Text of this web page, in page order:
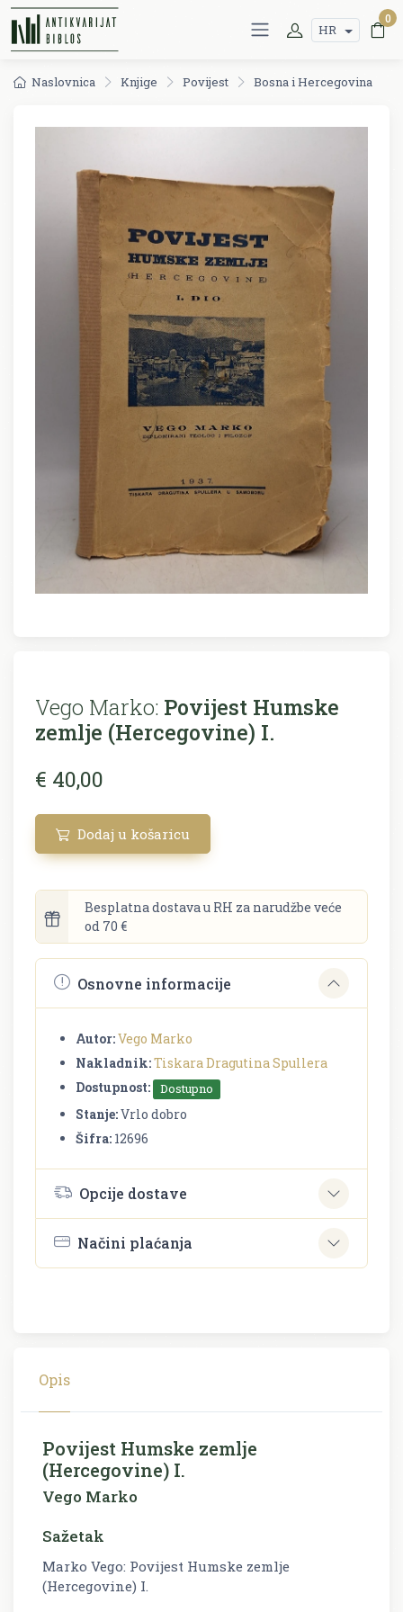
HR
0
Naslovnica Knjige Povijest Bosna i Hercegovina
Vego Marko: Povijest Humske
zemlje (Hercegovine) I.
€ 40,00
Dodaj u košaricu
Besplatna dostava u RH za narudžbe veće
od 70 €
Osnovne informacije
Autor:Vego Marko
Nakladnik:Tiskara Dragutina Spullera
Dostupnost:
Dostupno
Stanje:Vrlo dobro
Šifra: 12696
Opcije dostave
Načini plaćanja
Opis
Povijest Humske zemlje
(Hercegovine) I.
Vego Marko
Sažetak
Marko Vego: Povijest Humske zemlje
(Hercegovine) I.